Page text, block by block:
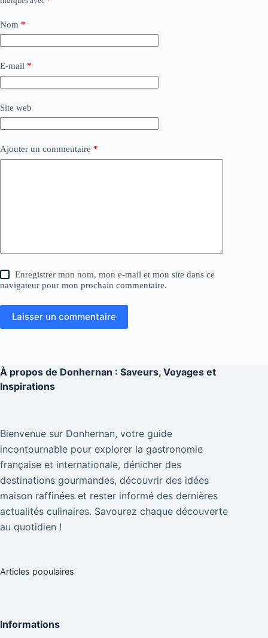
Nom *
E-mail *
Site web
Ajouter un commentaire *
Enregistrer mon nom, mon e-mail et mon site dans ce
navigateur pour mon prochain commentaire.
Laisser un commentaire
À propos de Donhernan : Saveurs, Voyages et
Inspirations
Bienvenue sur Donhernan, votre guide
incontournable pour explorer la gastronomie
française et internationale, dénicher des
destinations gourmandes, découvrir des idées
maison raffinées et rester informé des dernières
actualités culinaires. Savourez chaque découverte
au quotidien !
Articles populaires
Informations